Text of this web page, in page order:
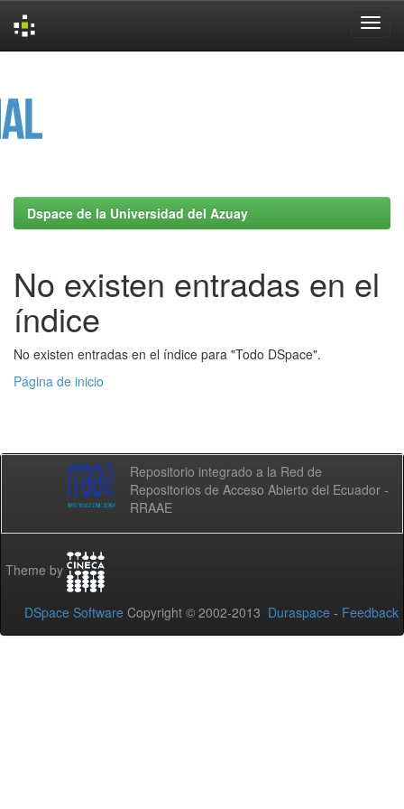
Dspace de la Universidad del Azuay
No existen entradas en el
índice
No existen entradas en el índice para "Todo DSpace".
Página de inicio
Repositorio integrado a la Red de
Repositorios de Acceso Abierto del Ecuador -
RRAAE
Theme by
DSpace Software Copyright © 2002-2013 Duraspace - Feedback